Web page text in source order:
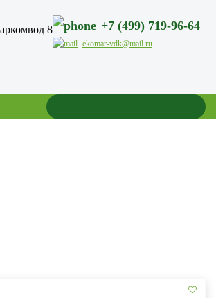
8 +7 (499) 719-96-64
ekomar-vdk@mail.ru